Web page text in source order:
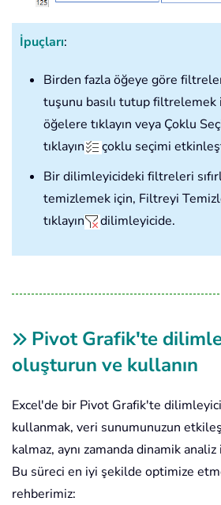
İpuçları:
Birden fazla öğeye göre
tuşunu basılı tutup
öğelere tıklayın veya Çoklu
tıklayın
çoklu seçimi
Bir dilimleyicideki filtreleri
temizlemek için, Filtreyi
tıklayın
dilimleyicide.
Pivot Grafik'te
oluşturun ve kullanın
Excel'de bir Pivot Grafik'te
kullanmak, veri sunumunuzun
kalmaz, aynı zamanda dinamik analiz
Bu süreci en iyi şekilde optimize
rehberimiz: